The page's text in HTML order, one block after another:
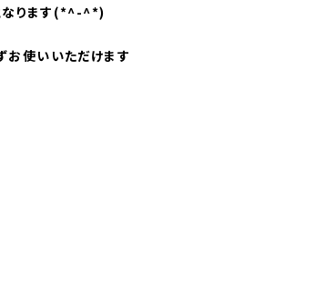
なります(*^-^*)
お使いいただけます